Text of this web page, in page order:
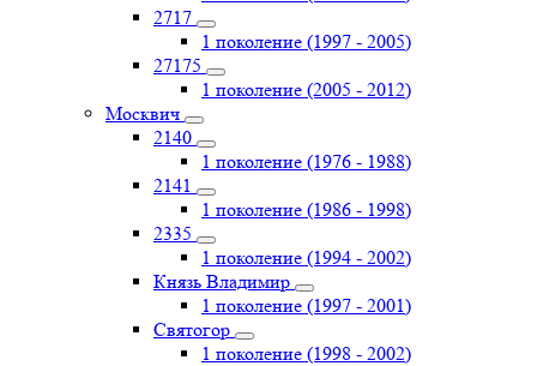
2717
1 поколение (1997 - 2005)
27175
1 поколение (2005 - 2012)
Москвич
2140
1 поколение (1976 - 1988)
2141
1 поколение (1986 - 1998)
2335
1 поколение (1994 - 2002)
Князь Владимир
1 поколение (1997 - 2001)
Святогор
1 поколение (1998 - 2002)